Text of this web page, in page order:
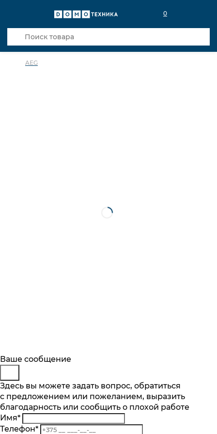
0
AEG
Описание
Отзывы
Основные характеристики
Максимальная загрузка белья, кг
8
Будьте в курсе
Подпишитесь на последние обновления
и узнавайте о новинках и специальных
предложениях первыми
Подписаться
Заказ обратного звонка
Представьтесь
Телефон*
Комментарий
Ваше сообщение
Здесь вы можете задать вопрос, обратиться
с предложением или пожеланием, выразить
благодарность или сообщить о плохой работе
Имя*
Телефон*